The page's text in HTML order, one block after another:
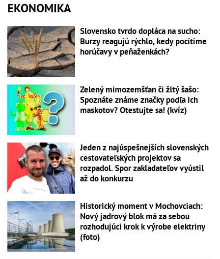
EKONOMIKA
Slovensko tvrdo dopláca na sucho:
Burzy reagujú rýchlo, kedy pocítime
horúčavy v peňaženkách?
Zelený mimozemšťan či žltý šašo:
Spoznáte známe značky podľa ich
maskotov? Otestujte sa! (kvíz)
Jeden z najúspešnejších slovenských
cestovateľských projektov sa
rozpadol. Spor zakladateľov vyústil
až do konkurzu
Historický moment v Mochovciach:
Nový jadrový blok má za sebou
rozhodujúci krok k výrobe elektriny
(foto)